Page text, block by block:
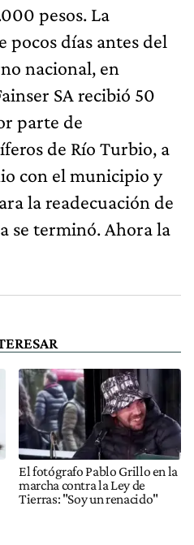
pesos. La
pocos días antes del
nacional, en
SA recibió 50
parte de
de Río Turbio, a
con el municipio y
la readecuación de
se terminó. Ahora la
El fotógrafo Pablo Grillo en la
marcha contra la Ley de
Tierras: "Soy un renacido"